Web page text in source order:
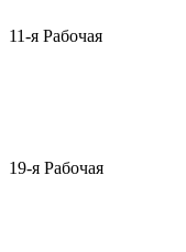
11-я Рабочая
19-я Рабочая